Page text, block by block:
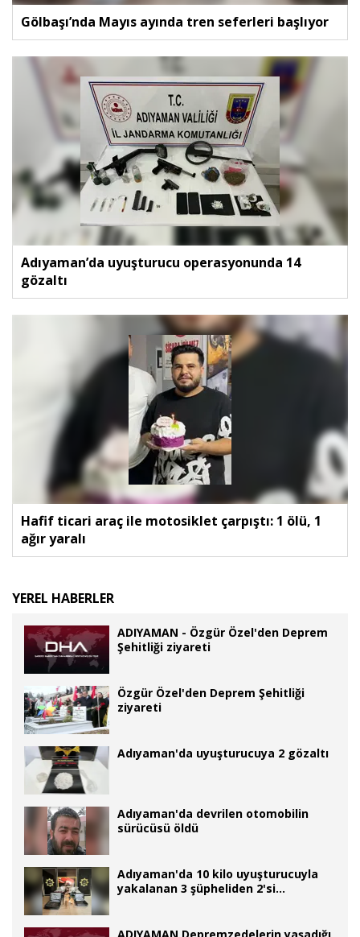
Gölbaşı’nda Mayıs ayında tren seferleri başlıyor
Adıyaman’da uyuşturucu operasyonunda 14
gözaltı
Hafif ticari araç ile motosiklet çarpıştı: 1 ölü, 1
ağır yaralı
YEREL HABERLER
ADIYAMAN - Özgür Özel'den Deprem
Şehitliği ziyareti
Özgür Özel'den Deprem Şehitliği
ziyareti
Adıyaman'da uyuşturucuya 2 gözaltı
Adıyaman'da devrilen otomobilin
sürücüsü öldü
Adıyaman'da 10 kilo uyuşturucuyla
yakalanan 3 şüpheliden 2'si